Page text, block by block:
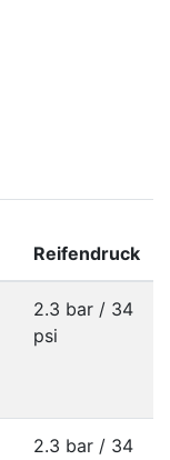
Reifendruck
2.3 bar / 34
psi
2.3 bar / 34